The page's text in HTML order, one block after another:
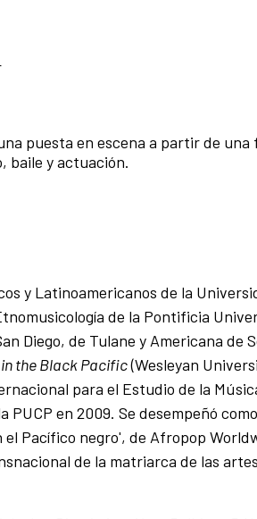
puesta en escena a partir de una
baile y actuación.
y Latinoamericanos de la
de la Pontificia
Diego, de Tulane y Americana de
the Black Pacific(Wesleyan
para el Estudio de la
en 2009. Se desempeñó como
Pacífico negro', de Afropop
de la matriarca de las artes